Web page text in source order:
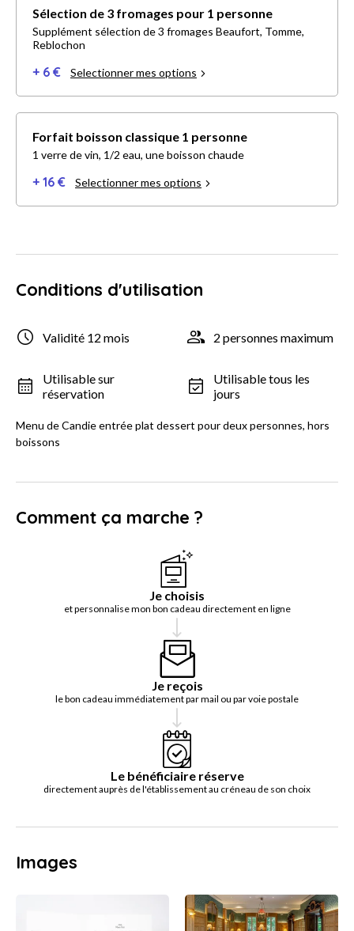
Sélection de 3 fromages pour 1 personne
Supplément sélection de 3 fromages Beaufort, Tomme,
Reblochon
+ 6 € Selectionner mes options
Forfait boisson classique 1 personne
1 verre de vin, 1/2 eau, une boisson chaude
+ 16 € Selectionner mes options
Conditions d'utilisation
Validité 12 mois 2 personnes maximum
Utilisable sur
réservation
Utilisable tous les
jours
Menu de Candie entrée plat dessert pour deux personnes, hors
boissons
Comment ça marche ?
Je choisis
et personnalise mon bon cadeau directement en ligne
Je reçois
le bon cadeau immédiatement par mail ou par voie postale
Le bénéficiaire réserve
directement auprès de l'établissement au créneau de son choix
Images